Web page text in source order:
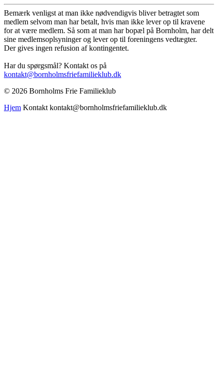
Bemærk venligst at man ikke nødvendigvis bliver betragtet som
medlem selvom man har betalt, hvis man ikke lever op til kravene
for at være medlem. Så som at man har bopæl på Bornholm, har delt
sine medlemsoplsyninger og lever op til foreningens vedtægter.
Der gives ingen refusion af kontingentet.
Har du spørgsmål? Kontakt os på
kontakt@bornholmsfriefamilieklub.dk
© 2026 Bornholms Frie Familieklub
Hjem Kontakt kontakt@bornholmsfriefamilieklub.dk